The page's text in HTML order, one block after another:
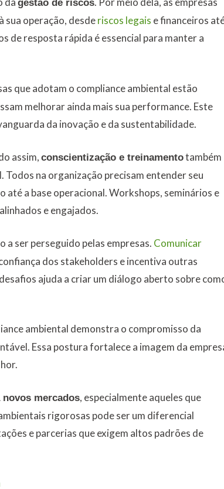
gestão de riscos
sua operação, desderiscos legais e financeiros
de resposta rápida é essencial para manter a
que adotam o compliance ambiental estão
melhorar ainda mais sua performance. Este
da inovação e da sustentabilidade.
assim, conscientização e treinamentotambém
na organização precisam entender seu
até a base operacional. Workshops, seminários e
e engajados.
a ser perseguido pelas empresas. Comunicar
dos stakeholders e incentiva outras
ajuda a criar um diálogo aberto sobre
ambiental demonstra o compromisso da
Essa postura fortalece a imagem da
mercados, especialmente aqueles que
rigorosas pode ser um diferencial
e parcerias que exigem altos padrões de